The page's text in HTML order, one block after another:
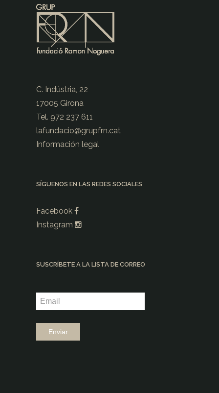
C. Indústria, 22
17005 Girona
Tel. 972 237 611
lafundacio@grupfrn.cat
Información legal
SÍGUENOS EN LAS REDES SOCIALES
Facebook
Instagram
SUSCRÍBETE A LA LISTA DE CORREO